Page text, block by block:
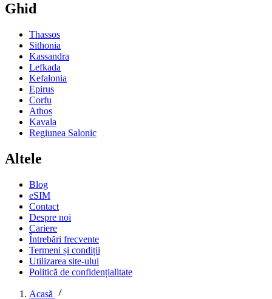
Ghid
Thassos
Sithonia
Kassandra
Lefkada
Kefalonia
Epirus
Corfu
Athos
Kavala
Regiunea Salonic
Altele
Blog
eSIM
Contact
Despre noi
Cariere
Întrebări frecvente
Termeni și condiții
Utilizarea site-ului
Politică de confidențialitate
Acasă